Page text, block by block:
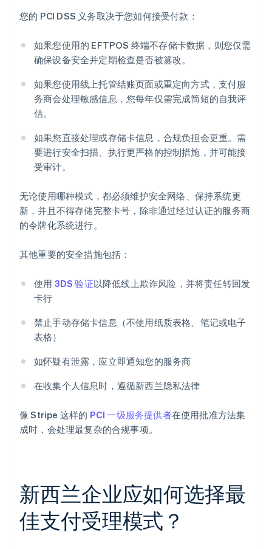
您的 PCI DSS 义务取决于您如何接受付款：
如果您使用的 EFTPOS 终端不存储卡数据，则您仅需
确保设备安全并定期检查是否被篡改。
如果您使用线上托管结账页面或重定向方式，支付服
务商会处理敏感信息，您每年仅需完成简短的自我评
估。
如果您直接处理或存储卡信息，合规负担会更重。需
要进行安全扫描、执行更严格的控制措施，并可能接
受审计。
无论使用哪种模式，都必须维护安全网络、保持系统更
新，并且不得存储完整卡号，除非通过经过认证的服务商
的令牌化系统进行。
其他重要的安全措施包括：
使用 3DS 验证以降低线上欺诈风险，并将责任转回发
卡行
禁止手动存储卡信息（不使用纸质表格、笔记或电子
表格）
如怀疑有泄露，应立即通知您的服务商
在收集个人信息时，遵循新西兰隐私法律
像 Stripe 这样的 PCI 一级服务提供者在使用批准方法集
成时，会处理最复杂的合规事项。
新西兰企业应如何选择最
佳支付受理模式？